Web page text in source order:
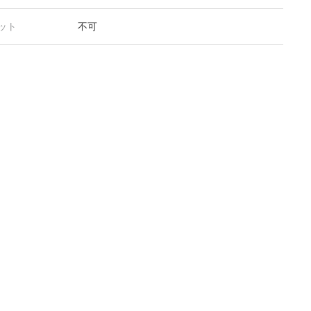
ト 不可